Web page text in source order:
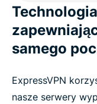
samego
ExpressVPN
nasze serwery